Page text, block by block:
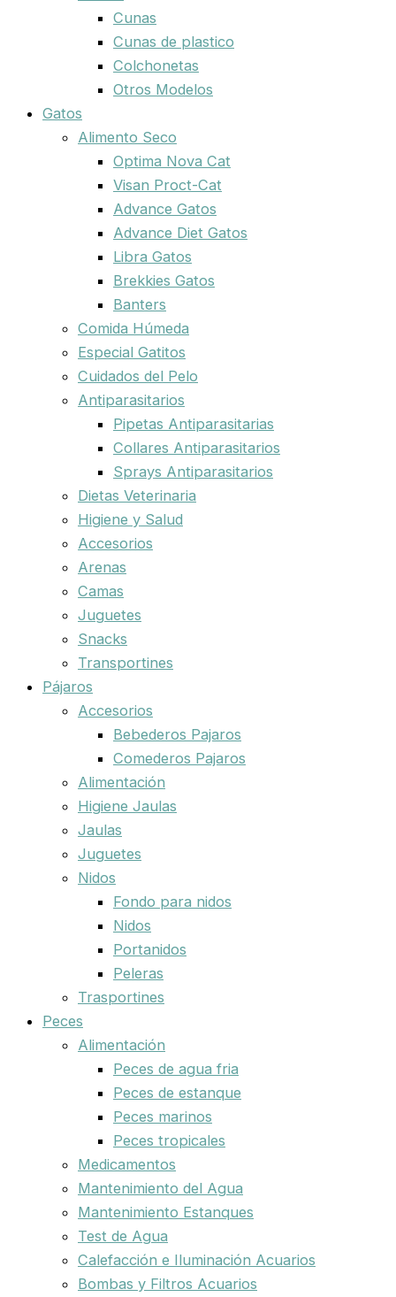
Cunas
Cunas de plastico
Colchonetas
Otros Modelos
Gatos
Alimento Seco
Optima Nova Cat
Visan Proct-Cat
Advance Gatos
Advance Diet Gatos
Libra Gatos
Brekkies Gatos
Banters
Comida Húmeda
Especial Gatitos
Cuidados del Pelo
Antiparasitarios
Pipetas Antiparasitarias
Collares Antiparasitarios
Sprays Antiparasitarios
Dietas Veterinaria
Higiene y Salud
Accesorios
Arenas
Camas
Juguetes
Snacks
Transportines
Pájaros
Accesorios
Bebederos Pajaros
Comederos Pajaros
Alimentación
Higiene Jaulas
Jaulas
Juguetes
Nidos
Fondo para nidos
Nidos
Portanidos
Peleras
Trasportines
Peces
Alimentación
Peces de agua fria
Peces de estanque
Peces marinos
Peces tropicales
Medicamentos
Mantenimiento del Agua
Mantenimiento Estanques
Test de Agua
Calefacción e Iluminación Acuarios
Bombas y Filtros Acuarios